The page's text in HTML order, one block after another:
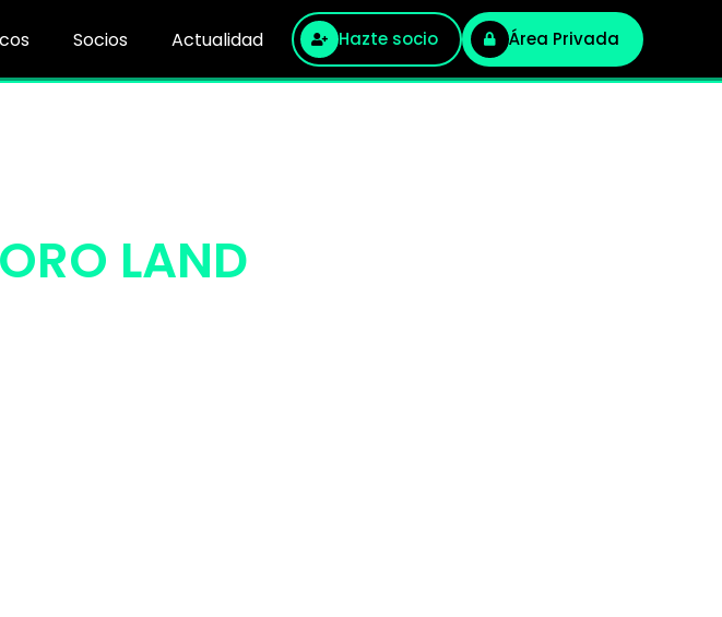
Socios Actualidad Hazte socio Área Privada
LAND